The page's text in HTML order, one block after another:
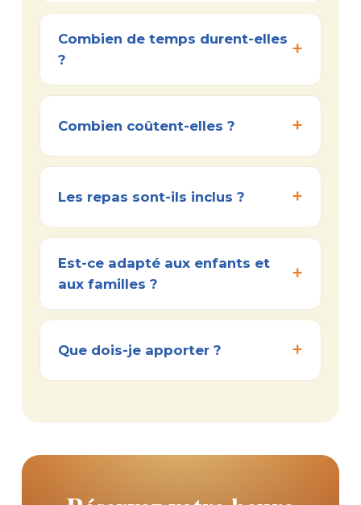
Combien de temps durent-elles
?
Combien coûtent-elles ?
Les repas sont-ils inclus ?
Est-ce adapté aux enfants et
aux familles ?
Que dois-je apporter ?